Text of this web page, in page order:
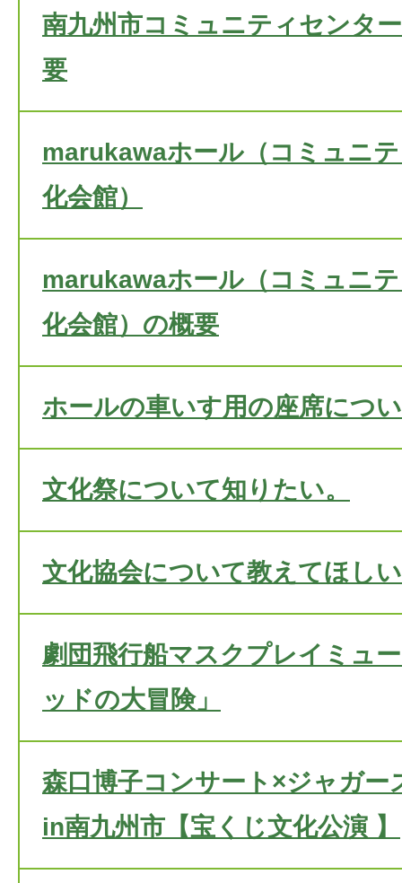
南九州市コミュニティセンタ
要
marukawaホール（コミュニ
化会館）
marukawaホール（コミュニ
化会館）の概要
ホールの車いす用の座席につ
文化祭について知りたい。
文化協会について教えてほし
劇団飛行船マスクプレイミュ
ッドの大冒険」
森口博子コンサート×ジャガー
in南九州市【宝くじ文化公演 】